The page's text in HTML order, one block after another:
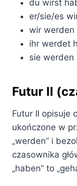
du wirst
er/sie/es
wir werden
ihr werdet
sie werden
Futur II
Futur II opisuje
ukończone w
„werden” i
czasownika
„haben” to